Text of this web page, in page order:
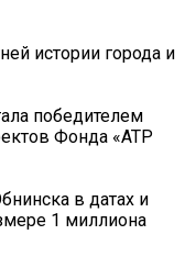
истории города и
победителем
Фонда «АТР
в датах и
1 миллиона